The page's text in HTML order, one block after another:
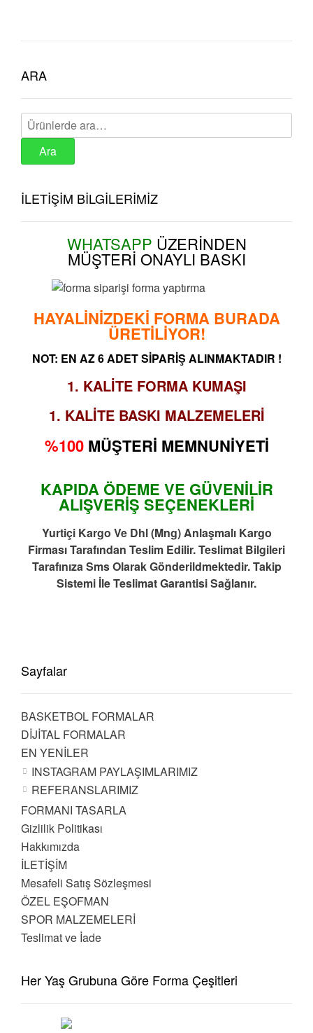
ARA
Ara:
Ara
İLETİŞİM BİLGİLERİMİZ
WHATSAPP ÜZERİNDEN
MÜŞTERİ ONAYLI BASKI
HAYALİNİZDEKİ FORMA BURADA
ÜRETİLİYOR!
NOT: EN AZ 6 ADET SİPARİŞ ALINMAKTADIR !
1. KALİTE FORMA KUMAŞI
1. KALİTE BASKI MALZEMELERİ
%100MÜŞTERİ MEMNUNİYETİ
KAPIDA ÖDEME VE GÜVENİLİR
ALIŞVERİŞ SEÇENEKLERİ
Yurtiçi Kargo Ve Dhl (Mng) Anlaşmalı Kargo
Firması Tarafından Teslim Edilir. Teslimat Bilgileri
Tarafınıza Sms Olarak Gönderildmektedir. Takip
Sistemi İle Teslimat Garantisi Sağlanır.
Sayfalar
BASKETBOL FORMALAR
DİJİTAL FORMALAR
EN YENİLER
INSTAGRAM PAYLAŞIMLARIMIZ
REFERANSLARIMIZ
FORMANI TASARLA
Gizlilik Politikası
Hakkımızda
İLETİŞİM
Mesafeli Satış Sözleşmesi
ÖZEL EŞOFMAN
SPOR MALZEMELERİ
Teslimat ve İade
Her Yaş Grubuna Göre Forma Çeşitleri